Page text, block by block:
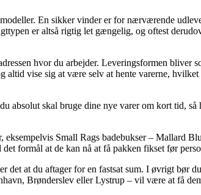
En sikker vinder er for nærværende
er altså rigtig let gængelig, og oftest
hvor du arbejder. Leveringsformen bliver
altid vise sig at være selv at hente varerne,
absolut skal bruge dine nye varer om kort tid, så
Small Rags badebukser – Mallard
formål at de kan nå at få pakken fikset før
det at du aftager for en fastsat sum. I øvrigt bør
Brønderslev eller Lystrup – vil være at få